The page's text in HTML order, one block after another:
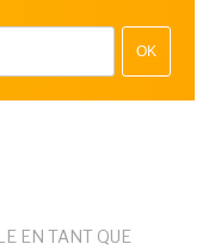
OK
EN TANT QUE